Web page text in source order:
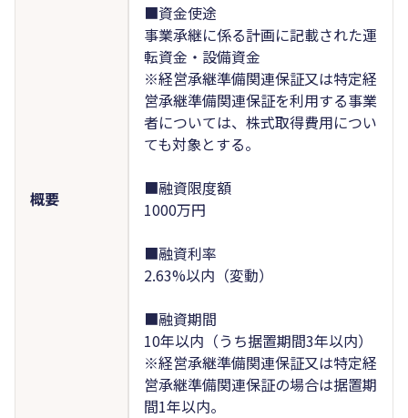
概要
■資金使途
事業承継に係る計画に記載された運
転資金・設備資金
※経営承継準備関連保証又は特定経
営承継準備関連保証を利用する事業
者については、株式取得費用につい
ても対象とする。
■融資限度額
1000万円
■融資利率
2.63%以内（変動）
■融資期間
10年以内（うち据置期間3年以内）
※経営承継準備関連保証又は特定経
営承継準備関連保証の場合は据置期
間1年以内。